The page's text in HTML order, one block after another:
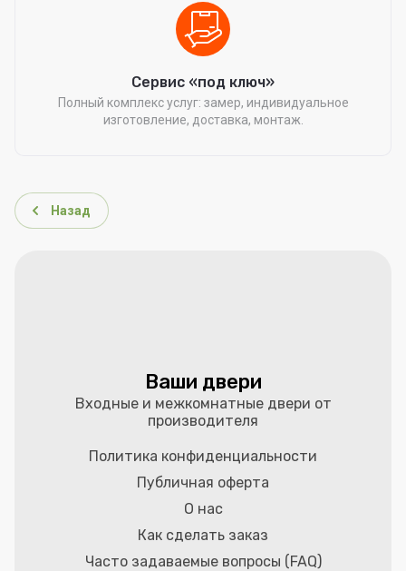
Сервис «под ключ»
Полный комплекс услуг: замер, индивидуальное
изготовление, доставка, монтаж.
Назад
Ваши двери
Входные и межкомнатные двери от
производителя
Политика конфиденциальности
Публичная оферта
О нас
Как сделать заказ
Часто задаваемые вопросы (FAQ)